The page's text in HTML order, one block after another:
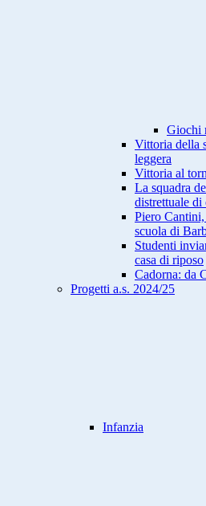
Giochi
Vittoria della
leggera
Vittoria al
La squadra
distrettuale di
Piero
scuola di
Studenti
casa di riposo
Cadorna: da
Progetti a.s. 2024/25
Infanzia